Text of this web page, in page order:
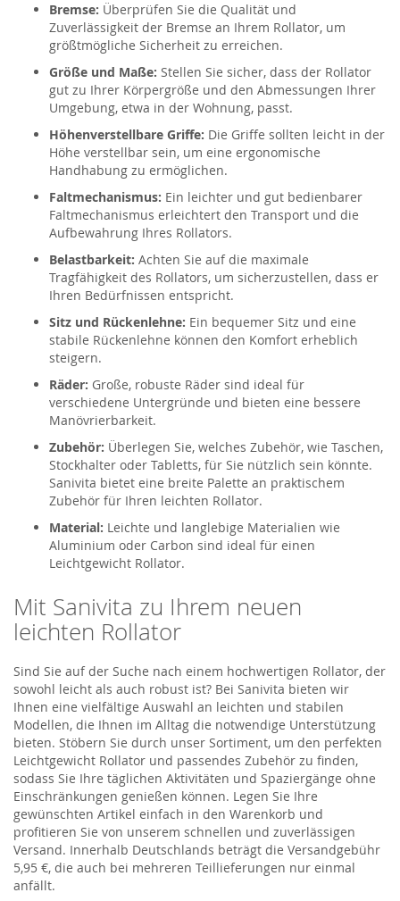
Bremse: Überprüfen Sie die Qualität und
Zuverlässigkeit der Bremse an Ihrem Rollator, um
größtmögliche Sicherheit zu erreichen.
Größe und Maße: Stellen Sie sicher, dass der Rollator
gut zu Ihrer Körpergröße und den Abmessungen Ihrer
Umgebung, etwa in der Wohnung, passt.
Höhenverstellbare Griffe: Die Griffe sollten leicht in der
Höhe verstellbar sein, um eine ergonomische
Handhabung zu ermöglichen.
Faltmechanismus: Ein leichter und gut bedienbarer
Faltmechanismus erleichtert den Transport und die
Aufbewahrung Ihres Rollators.
Belastbarkeit: Achten Sie auf die maximale
Tragfähigkeit des Rollators, um sicherzustellen, dass er
Ihren Bedürfnissen entspricht.
Sitz und Rückenlehne: Ein bequemer Sitz und eine
stabile Rückenlehne können den Komfort erheblich
steigern.
Räder: Große, robuste Räder sind ideal für
verschiedene Untergründe und bieten eine bessere
Manövrierbarkeit.
Zubehör: Überlegen Sie, welches Zubehör, wie Taschen,
Stockhalter oder Tabletts, für Sie nützlich sein könnte.
Sanivita bietet eine breite Palette an praktischem
Zubehör für Ihren leichten Rollator.
Material: Leichte und langlebige Materialien wie
Aluminium oder Carbon sind ideal für einen
Leichtgewicht Rollator.
Mit Sanivita zu Ihrem neuen
leichten Rollator
Sind Sie auf der Suche nach einem hochwertigen Rollator, der
sowohl leicht als auch robust ist? Bei Sanivita bieten wir
Ihnen eine vielfältige Auswahl an leichten und stabilen
Modellen, die Ihnen im Alltag die notwendige Unterstützung
bieten. Stöbern Sie durch unser Sortiment, um den perfekten
Leichtgewicht Rollator und passendes Zubehör zu finden,
sodass Sie Ihre täglichen Aktivitäten und Spaziergänge ohne
Einschränkungen genießen können. Legen Sie Ihre
gewünschten Artikel einfach in den Warenkorb und
profitieren Sie von unserem schnellen und zuverlässigen
Versand. Innerhalb Deutschlands beträgt die Versandgebühr
5,95 €, die auch bei mehreren Teillieferungen nur einmal
anfällt.